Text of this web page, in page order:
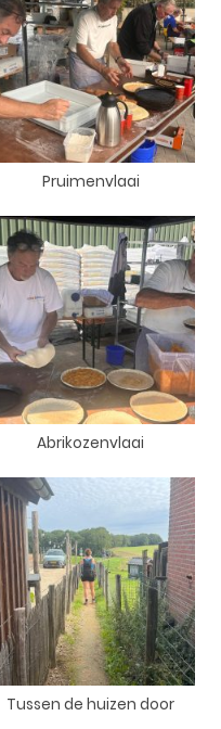
Pruimenvlaai
Abrikozenvlaai
Tussen de huizen door